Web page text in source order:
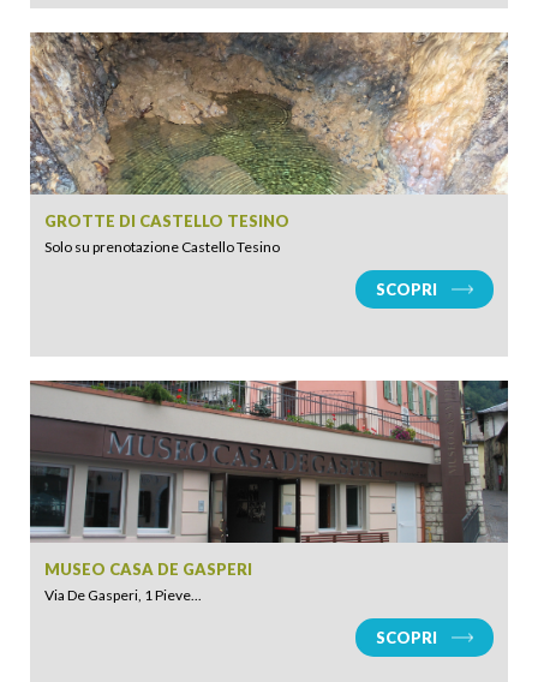
GROTTE DI CASTELLO TESINO
Solo su prenotazione Castello Tesino
SCOPRI
MUSEO CASA DE GASPERI
Via De Gasperi, 1 Pieve...
SCOPRI